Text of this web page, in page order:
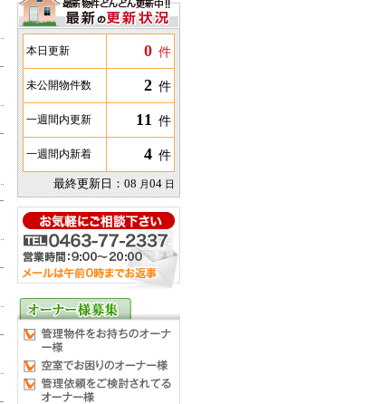
本日更新 0 件
未公開物件数 2 件
一週間内更新 11 件
一週間内新着 4 件
最終更新日：08 月04 日